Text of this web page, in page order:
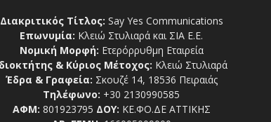
Διακριτικός Τίτλος: Say Yes Communications
Επωνυμία: Κλειώ Στυλιαρά και ΣΙΑ Ε.Ε.
Νομική Μορφή: Ετερόρρυθμη Εταιρεία
& Κύριος Μέτοχος: Κλειώ Στυλιαρά
Έδρα & Γραφεία: Σκουζέ 14, 18536 Πειραιάς
Τηλέφωνο: +30 2130990585
ΑΦΜ: 801923795 ΔΟΥ: ΚΕ.ΦΟ.ΔΕ ΑΤΤΙΚΗΣ